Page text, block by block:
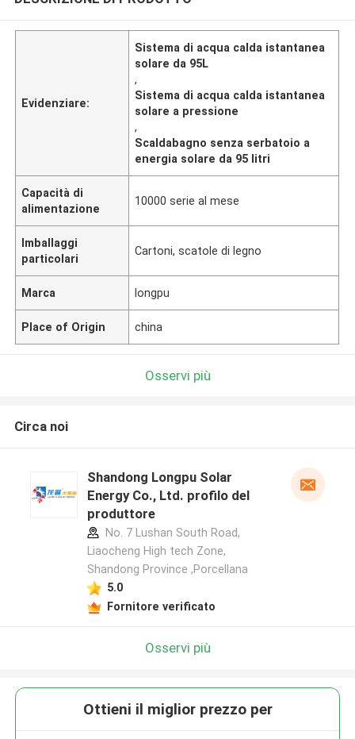
Evidenziare:
Sistema di acqua calda istantanea
solare da 95L
,
Sistema di acqua calda istantanea
solare a pressione
,
Scaldabagno senza serbatoio a
energia solare da 95 litri
Capacità di
alimentazione
10000 serie al mese
Imballaggi
particolari
Cartoni, scatole di legno
Marca longpu
Place of Origin china
Osservi più
Circa noi
Shandong Longpu Solar
Energy Co., Ltd. profilo del
produttore
No. 7 Lushan South Road,
Liaocheng High tech Zone,
Shandong Province ,Porcellana
5.0
Fornitore verificato
Osservi più
Ottieni il miglior prezzo per